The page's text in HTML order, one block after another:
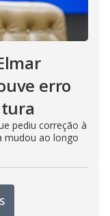
erro
pediu correção à
mudou ao longo